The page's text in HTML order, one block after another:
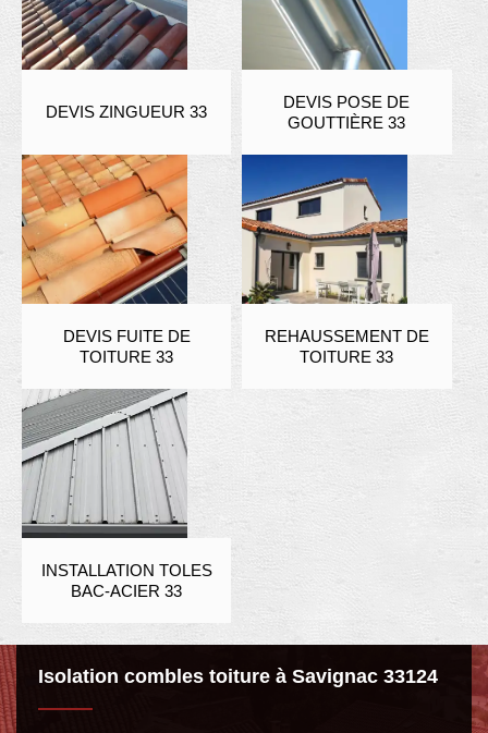
DEVIS ZINGUEUR 33
DEVIS POSE DE
GOUTTIÈRE 33
DEVIS FUITE DE
TOITURE 33
REHAUSSEMENT DE
TOITURE 33
INSTALLATION TOLES
BAC-ACIER 33
Isolation combles toiture à Savignac 33124